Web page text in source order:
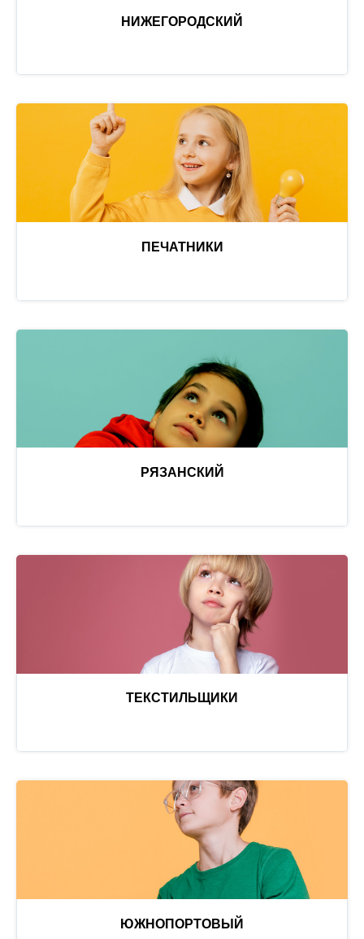
НИЖЕГОРОДСКИЙ
ПЕЧАТНИКИ
РЯЗАНСКИЙ
ТЕКСТИЛЬЩИКИ
ЮЖНОПОРТОВЫЙ